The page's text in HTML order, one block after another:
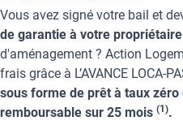
Vous avez signé votre bail et
de garantie à votre propriétaire
d'aménagement ? Action
frais grâce à L’AVANCE LOCA-
sous forme de prêt à taux zéro
remboursable sur 25 mois (1).